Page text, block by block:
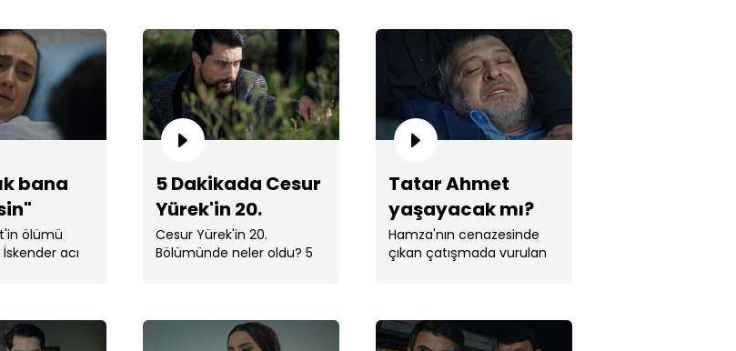
Cesur Yürek'te hesap vakti!
Gürkan, Şamil Bey'in izini kaybetti!
bana
ölümü
acı
5 Dakikada Cesur
Yürek'in 20.
Bölümü
Cesur Yürek'in 20.
Bölümünde neler oldu? 5
Tatar Ahmet
yaşayacak mı?
Hamza'nın cenazesinde
çıkan çatışmada vurulan